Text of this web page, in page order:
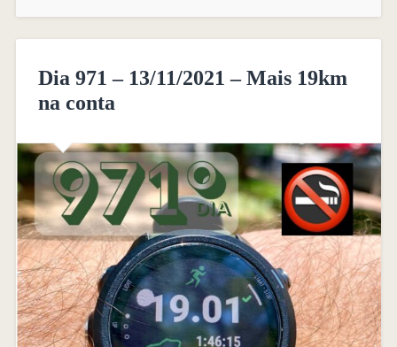
Dia 971 – 13/11/2021 – Mais 19km
na conta